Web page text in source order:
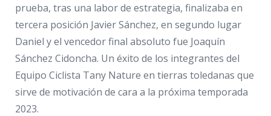
prueba, tras una labor de estrategia, finalizaba en
tercera posición Javier Sánchez, en segundo lugar
Daniel y el vencedor final absoluto fue Joaquín
Sánchez Cidoncha. Un éxito de los integrantes del
Equipo Ciclista Tany Nature en tierras toledanas que
sirve de motivación de cara a la próxima temporada
2023.